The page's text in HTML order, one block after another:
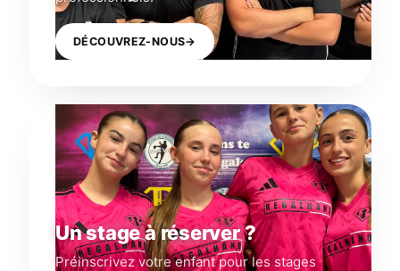
DÉCOUVREZ-NOUS→
Un stage à réserver ?
Préinscrivez votre enfant pour les stages